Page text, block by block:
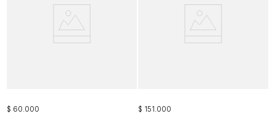
$ 60.000 $ 151.000